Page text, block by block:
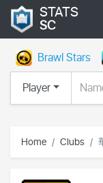
STATS
SC
Brawl Stars
Player
Home Clubs